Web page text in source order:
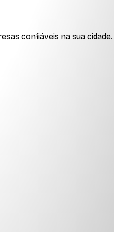
confiáveis na sua cidade.